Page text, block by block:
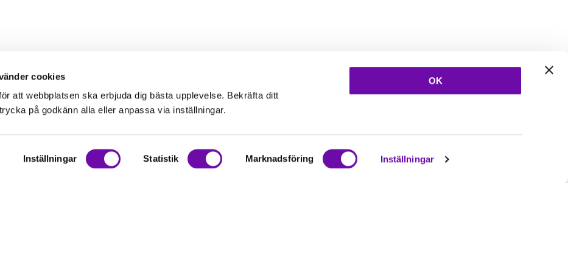
cookies
att webbplatsen ska erbjuda dig bästa upplevelse. Bekräfta ditt
på godkänn alla eller anpassa via inställningar.
Inställningar Statistik Marknadsföring Inställningar
OK